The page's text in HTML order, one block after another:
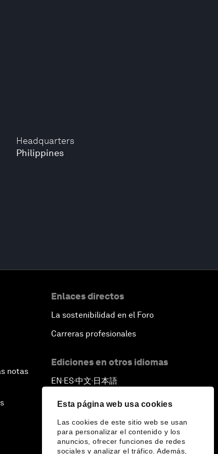
Esta página web usa cookies
Las cookies de este sitio web se usan
para personalizar el contenido y los
anuncios, ofrecer funciones de redes
sociales y analizar el tráfico. Además,
Headquarters
Philippines
notas
Enlaces directos
La sostenibilidad en el Foro
Carreras profesionales
Ediciones en otros idiomas
EN ▪ES▪中文▪ 日本語